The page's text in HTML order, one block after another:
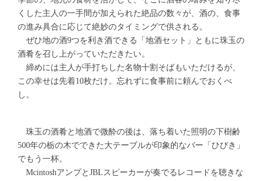
くした主人の一手間が加えられた絶品の数々が、酒の、食事
の進み具合に応じて絶妙のタイミングで供される。
ぜひ地の酒9つを利き酒できる「地酒セット」ともに珠玉の
酒肴を召し上がっていただきたい。
締めには主人が手打ちした名物十割そばもいただけるが、
この幸せは先着10枚だけ。忘れずに食事前に頼んでおくべ
し。
珠玉の酒肴と地酒で微酔の後は、落ち着いた照明の下樹齢
500年の栃の木でできた大テーブルが印象的なバー「ひびき」
でもう一杯。
McintoshアンプとJBLスピーカーが奏でるレコードを聴きな